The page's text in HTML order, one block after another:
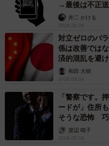
「@cosme」を運営する「アイス
→最後は不正
提」の対策
井二 かける
2026.08.06
対立ゼロのバ
係は改善では
済的混乱を避
和田 大樹
2026.08.04
「警察です。
ードが」住所
そうな恐怖
ば…渡辺 晴子
2026.08.04